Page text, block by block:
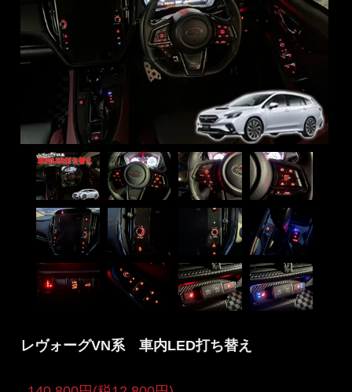
レヴォーグVN系 車内LED打ち替え